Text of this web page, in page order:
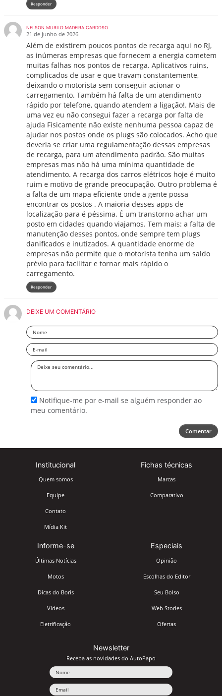
Responder
NELSON MURILO MADEIRA CARDOSO
21 de junho de 2026
Além de existirem poucos pontos de recarga aqui no RJ,
as inúmeras empresas que fornecem a energia cometem
muitas falhas nos pontos de recarga. Aplicativos ruins,
complicados de usar e que travam constantemente,
deixando o motorista sem conseguir acionar o
carregamento. Também há falta de um atendimento
rápido por telefone, quando atendem a ligação!. Mais de
uma vez eu não consegui fazer a recarga por falta de
ajuda Fisicamente não existe nenhuma pessoa capaz de
ajudar nos postos onde os plugs são colocados. Acho que
deveria se criar uma regulamentação dessas empresas
de recarga, para um atendimento padrão. São muitas
empresas mas não há uma mínima quantidade de
atendimento. A recarga dos carros elétricos hoje é muito
ruim e motivo de grande preocupação. Outro problema é
a falta de um mapa eficiente onde a gente possa
encontrar os postos . A maioria desses apps de
localização para é péssima. É um transtorno achar um
posto em cidades quando viajamos. Tem mais: a falta de
manutenção desses pontos, onde sempre tem plugs
danificados e inutizados. A quantidade enorme de
empresas não permite que o motorista tenha um saldo
prévio para facilitar e tornar mais rápido o
carregamento.
Responder
DEIXE UM COMENTÁRIO
Nome
Email
Deixe
Notifique-me por e-mail se alguém responder ao
meu comentário.
Comentar
Institucional
Quem somos
Equipe
Contato
Mídia Kit
Fichas técnicas
Marcas
Comparativo
Informe-se
Últimas Notícias
Motos
Dicas do Boris
Vídeos
Eletrificação
Especiais
Opinião
Escolhas do Editor
Seu Bolso
Web Stories
Ofertas
Newsletter
Receba as novidades do AutoPapo